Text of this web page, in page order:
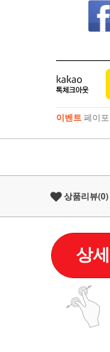
이벤트 페이
이벤트페이포
상품리뷰(0)
상